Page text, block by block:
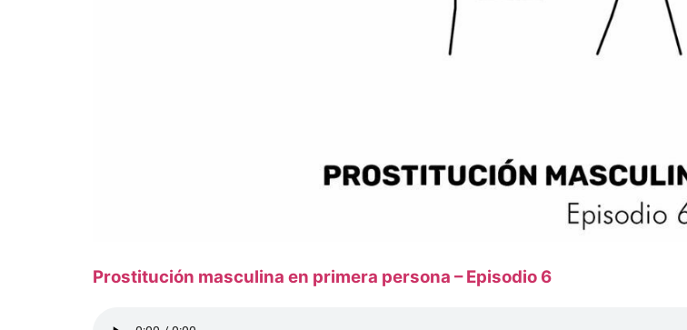
Prostitución masculina en primera persona – Episodio 6